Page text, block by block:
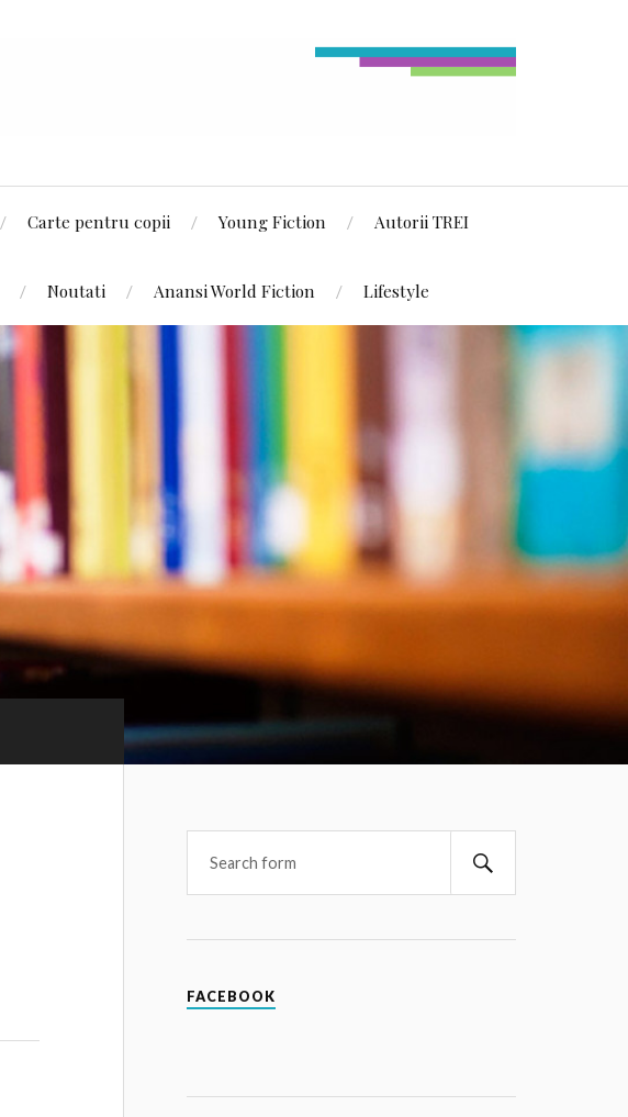
Carte pentru copii Young Fiction Autorii TREI
Noutati Anansi World Fiction Lifestyle
FACEBOOK